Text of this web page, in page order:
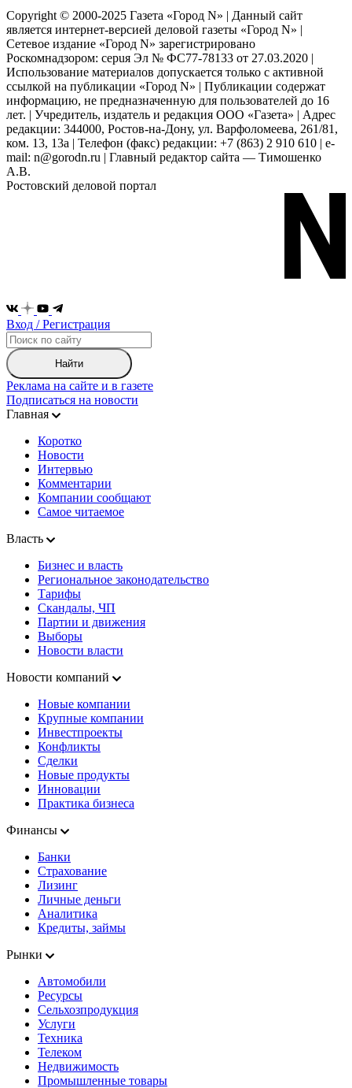
Copyright © 2000-2025 Газета «Город N» | Данный сайт
является интернет-версией деловой газеты «Город N» |
Сетевое издание «Город N» зарегистрировано
Роскомнадзором: серuя Эл № ФС77-78133 от 27.03.2020 |
Использование материалов допускается только с активной
ссылкой на публикации «Город N» | Публикации содержат
информацию, не предназначенную для пользователей до 16
лет. | Учредитель, издатель и редакция ООО «Газета» | Адрес
редакции: 344000, Ростов-на-Дону, ул. Варфоломеева, 261/81,
ком. 13, 13а | Телефон (факс) редакции: +7 (863) 2 910 610 | e-
mail: n@gorodn.ru | Главный редактор сайта — Тимошенко
А.В.
Ростовский деловой портал
Вход / Регистрация
Найти
Реклама на сайте и в газете
Подписаться на новости
Главная
Коротко
Новости
Интервью
Комментарии
Компании сообщают
Самое читаемое
Власть
Бизнес и власть
Региональное законодательство
Тарифы
Скандалы, ЧП
Партии и движения
Выборы
Новости власти
Новости компаний
Новые компании
Крупные компании
Инвестпроекты
Конфликты
Сделки
Новые продукты
Инновации
Практика бизнеса
Финансы
Банки
Страхование
Лизинг
Личные деньги
Аналитика
Кредиты, займы
Рынки
Автомобили
Ресурсы
Сельхозпродукция
Услуги
Техника
Телеком
Недвижимость
Промышленные товары